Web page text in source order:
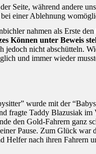
nahmen als Erste
Können unter Beweis
nicht abschütteln.
und immer wieder
wurde mit der
fragte Taddy Blazusiak
den Gold-Fahrern ganz
Pause. Zum Glück
Helfer nach ihren Fahrern
Seite, während andere
einer Ablehnung